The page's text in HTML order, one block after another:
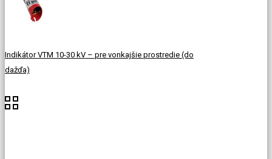
Indikátor VTM 10-30 kV – pre vonkajšie prostredie (do
dažďa)